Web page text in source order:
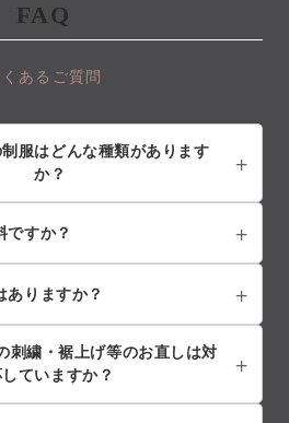
FAQ
くあるご質問
服はどんな種類があります
か？
ですか？
ありますか？
刺繍・裾上げ等のお直しは対
していますか？